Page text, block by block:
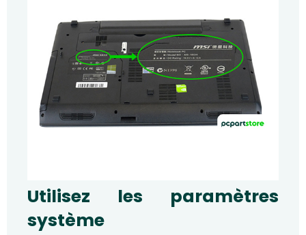
Utilisez les paramètres
système